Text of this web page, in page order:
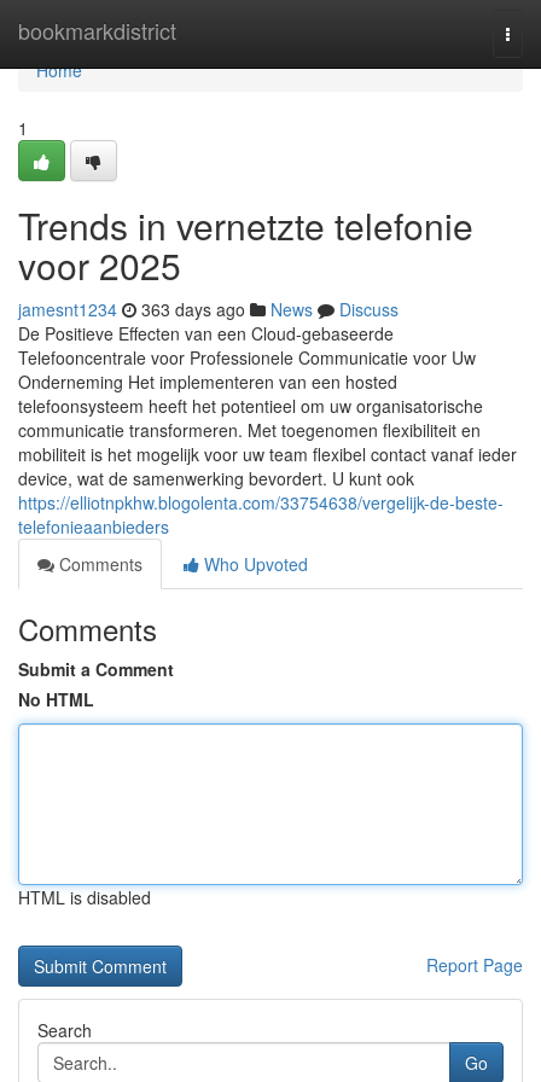
bookmarkdistrict
Home
Home
1
Trends in vernetzte telefonie
voor 2025
jamesnt1234 363 days ago News
Discuss
De Positieve Effecten van een Cloud-gebaseerde
Telefooncentrale voor Professionele Communicatie voor Uw
Onderneming Het implementeren van een hosted
telefoonsysteem heeft het potentieel om uw organisatorische
communicatie transformeren. Met toegenomen flexibiliteit en
mobiliteit is het mogelijk voor uw team flexibel contact vanaf ieder
device, wat de samenwerking bevordert. U kunt ook
https://elliotnpkhw.blogolenta.com/33754638/vergelijk-de-beste-
telefonieaanbieders
Comments
Who Upvoted
Comments
Submit a Comment
No HTML
HTML is disabled
Report Page
Search
Go